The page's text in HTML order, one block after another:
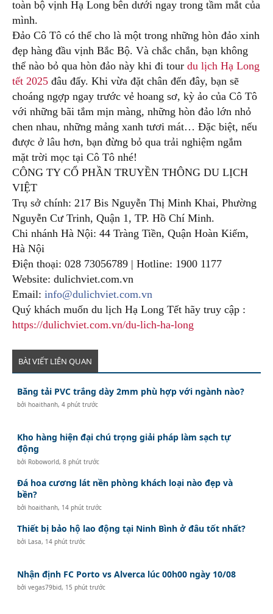
toàn bộ vịnh Hạ Long bên dưới ngay trong tầm mắt của
mình.
Đảo Cô Tô có thể cho là một trong những hòn đảo xinh
đẹp hàng đầu vịnh Bắc Bộ. Và chắc chắn, bạn không
thể nào bỏ qua hòn đảo này khi đi tour du lịch Hạ Long
tết 2025 đâu đấy. Khi vừa đặt chân đến đây, bạn sẽ
choáng ngợp ngay trước vẻ hoang sơ, kỳ ảo của Cô Tô
với những bãi tắm mịn màng, những hòn đảo lớn nhỏ
chen nhau, những mảng xanh tươi mát… Đặc biệt, nếu
được ở lâu hơn, bạn đừng bỏ qua trải nghiệm ngắm
mặt trời mọc tại Cô Tô nhé!
CÔNG TY CỔ PHẦN TRUYỀN THÔNG DU LỊCH
VIỆT
Trụ sở chính: 217 Bis Nguyễn Thị Minh Khai, Phường
Nguyễn Cư Trinh, Quận 1, TP. Hồ Chí Minh.
Chi nhánh Hà Nội: 44 Tràng Tiền, Quận Hoàn Kiếm,
Hà Nội
Điện thoại: 028 73056789 | Hotline: 1900 1177
Website: dulichviet.com.vn
Email: info@dulichviet.com.vn
Quý khách muốn du lịch Hạ Long Tết hãy truy cập :
https://dulichviet.com.vn/du-lich-ha-long
BÀI VIẾT LIÊN QUAN
Băng tải PVC trắng dày 2mm phù hợp với ngành nào?
bởihoaithanh,4 phút trước
Kho hàng hiện đại chú trọng giải pháp làm sạch tự
động
bởi Roboworld,8 phút trước
Đá hoa cương lát nền phòng khách loại nào đẹp và
bền?
bởihoaithanh, 14 phút trước
Thiết bị bảo hộ lao động tại Ninh Bình ở đâu tốt nhất?
bởi Lasa, 14 phút trước
Nhận định FC Porto vs Alverca lúc 00h00 ngày 10/08
bởivegas79bid, 15 phút trước